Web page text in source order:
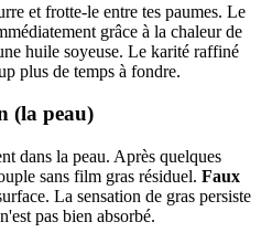
et frotte-le entre tes paumes. Le
grâce à la chaleur de
huile soyeuse. Le karité raffiné
plus de temps à fondre.
(la peau)
dans la peau. Après quelques
sans film gras résiduel. Faux
La sensation de gras persiste
pas bien absorbé.